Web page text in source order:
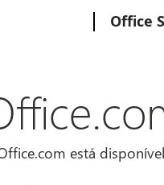
Office
está